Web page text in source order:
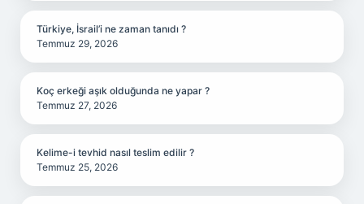
Türkiye, İsrail’i ne zaman tanıdı ?
Temmuz 29, 2026
Koç erkeği aşık olduğunda ne yapar ?
Temmuz 27, 2026
Kelime-i tevhid nasıl teslim edilir ?
Temmuz 25, 2026